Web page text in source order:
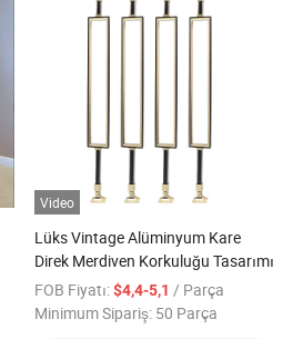
Video
Lüks Vintage Alüminyum Kare
Direk Merdiven Korkuluğu Tasarımı
FOB Fiyatı:$4,4-5,1 / Parça
Minimum Sipariş: 50 Parça